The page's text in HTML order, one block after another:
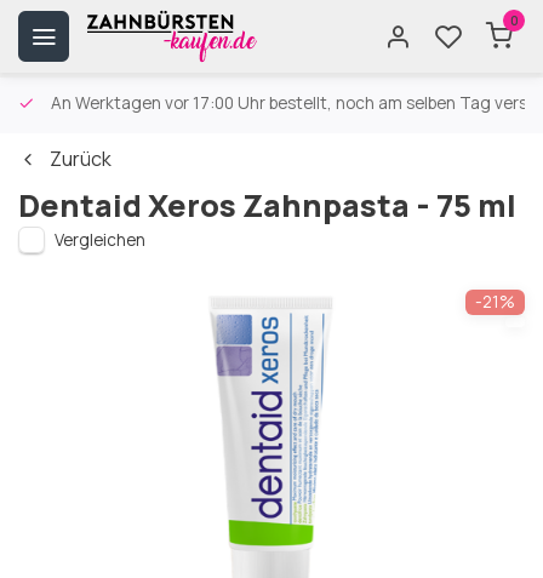
0
An Werktagen vor 17:00 Uhr bestellt, noch am selben Tag
Zurück
Dentaid Xeros Zahnpasta - 75 ml
Vergleichen
-21%